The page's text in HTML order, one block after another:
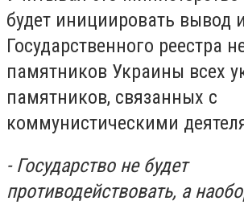
будет инициировать вывод
Государственного реестра
памятников Украины всех
памятников, связанных с
коммунистическими
- Государство не будет
противодействовать, а